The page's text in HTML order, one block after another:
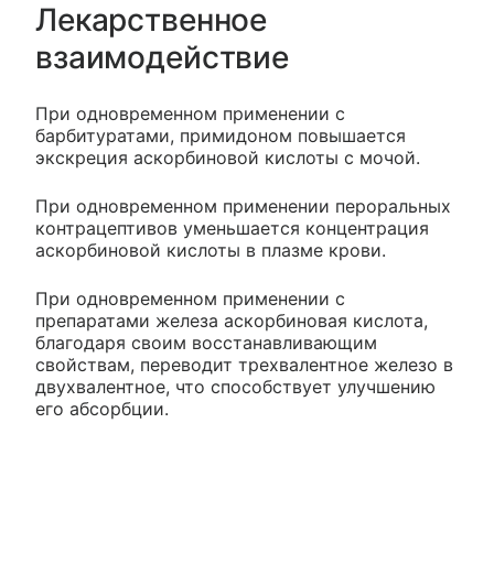
Лекарственное
взаимодействие
При одновременном применении с
барбитуратами, примидоном повышается
экскреция аскорбиновой кислоты с мочой.
При одновременном применении пероральных
контрацептивов уменьшается концентрация
аскорбиновой кислоты в плазме крови.
При одновременном применении с
препаратами железа аскорбиновая кислота,
благодаря своим восстанавливающим
свойствам, переводит трехвалентное железо в
двухвалентное, что способствует улучшению
его абсорбции.